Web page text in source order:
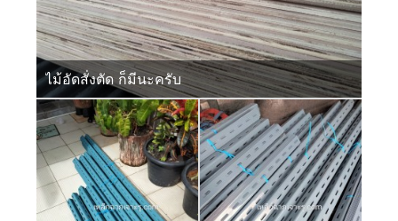
ไม้อัดสั่งตัด ก็มีนะครับ